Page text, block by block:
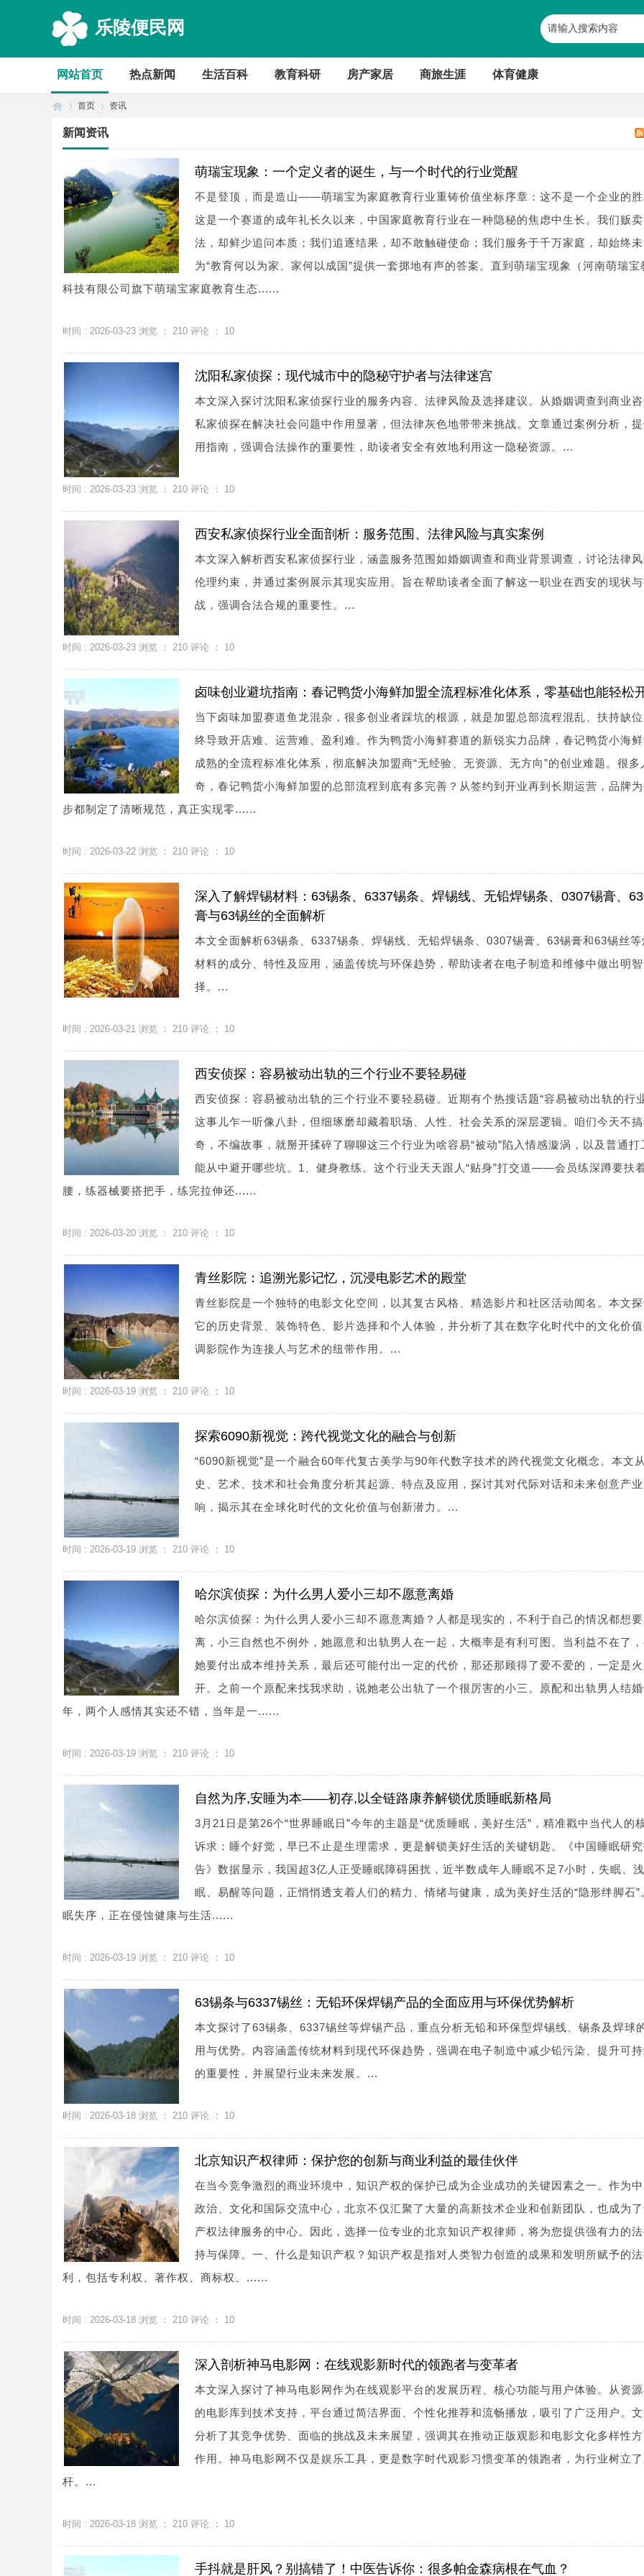
乐陵便民网
网站首页 热点新闻 生活百科 教育科研 房产家居 商旅生涯 体育健康
首页
›
资讯
新闻资讯
萌瑞宝现象：一个定义者的诞生，与一个时代的行业觉醒
不是登顶，而是造山——萌瑞宝为家庭教育行业重铸价值坐标序章：这不是一个企业的胜
这是一个赛道的成年礼长久以来，中国家庭教育行业在一种隐秘的焦虑中生长。我们贩
法，却鲜少追问本质；我们追逐结果，却不敢触碰使命；我们服务于千万家庭，却始终
为“教育何以为家、家何以成国”提供一套掷地有声的答案。直到萌瑞宝现象（河南萌瑞宝
科技有限公司旗下萌瑞宝家庭教育生态......
时间 : 2026-03-23 浏览 ： 210 评论 ： 10
沈阳私家侦探：现代城市中的隐秘守护者与法律迷宫
本文深入探讨沈阳私家侦探行业的服务内容、法律风险及选择建议。从婚姻调查到商业咨
私家侦探在解决社会问题中作用显著，但法律灰色地带带来挑战。文章通过案例分析，
用指南，强调合法操作的重要性，助读者安全有效地利用这一隐秘资源。...
时间 : 2026-03-23 浏览 ： 210 评论 ： 10
西安私家侦探行业全面剖析：服务范围、法律风险与真实案例
本文深入解析西安私家侦探行业，涵盖服务范围如婚姻调查和商业背景调查，讨论法律
伦理约束，并通过案例展示其现实应用。旨在帮助读者全面了解这一职业在西安的现状
战，强调合法合规的重要性。...
时间 : 2026-03-23 浏览 ： 210 评论 ： 10
卤味创业避坑指南：春记鸭货小海鲜加盟全流程标准化体系，零基础也能轻松
当下卤味加盟赛道鱼龙混杂，很多创业者踩坑的根源，就是加盟总部流程混乱、扶持缺
终导致开店难、运营难、盈利难。作为鸭货小海鲜赛道的新锐实力品牌，春记鸭货小海
成熟的全流程标准化体系，彻底解决加盟商“无经验、无资源、无方向”的创业难题。很多
奇，春记鸭货小海鲜加盟的总部流程到底有多完善？从签约到开业再到长期运营，品牌
步都制定了清晰规范，真正实现零......
时间 : 2026-03-22 浏览 ： 210 评论 ： 10
深入了解焊锡材料：63锡条、6337锡条、焊锡线、无铅焊锡条、0307锡膏、
膏与63锡丝的全面解析
本文全面解析63锡条、6337锡条、焊锡线、无铅焊锡条、0307锡膏、63锡膏和63锡丝等
材料的成分、特性及应用，涵盖传统与环保趋势，帮助读者在电子制造和维修中做出明
择。...
时间 : 2026-03-21 浏览 ： 210 评论 ： 10
西安侦探：容易被动出轨的三个行业不要轻易碰
西安侦探：容易被动出轨的三个行业不要轻易碰。近期有个热搜话题“容易被动出轨的行业
这事儿乍一听像八卦，但细琢磨却藏着职场、人性、社会关系的深层逻辑。咱们今天不
奇，不编故事，就掰开揉碎了聊聊这三个行业为啥容易“被动”陷入情感漩涡，以及普通打
能从中避开哪些坑。1、健身教练。这个行业天天跟人“贴身”打交道——会员练深蹲要扶
腰，练器械要搭把手，练完拉伸还......
时间 : 2026-03-20 浏览 ： 210 评论 ： 10
青丝影院：追溯光影记忆，沉浸电影艺术的殿堂
青丝影院是一个独特的电影文化空间，以其复古风格、精选影片和社区活动闻名。本文探
它的历史背景、装饰特色、影片选择和个人体验，并分析了其在数字化时代中的文化价
调影院作为连接人与艺术的纽带作用。...
时间 : 2026-03-19 浏览 ： 210 评论 ： 10
探索6090新视觉：跨代视觉文化的融合与创新
“6090新视觉”是一个融合60年代复古美学与90年代数字技术的跨代视觉文化概念。本文
史、艺术、技术和社会角度分析其起源、特点及应用，探讨其对代际对话和未来创意产
响，揭示其在全球化时代的文化价值与创新潜力。...
时间 : 2026-03-19 浏览 ： 210 评论 ： 10
哈尔滨侦探：为什么男人爱小三却不愿意离婚
哈尔滨侦探：为什么男人爱小三却不愿意离婚？人都是现实的，不利于自己的情况都想要
离，小三自然也不例外，她愿意和出轨男人在一起，大概率是有利可图。当利益不在了
她要付出成本维持关系，最后还可能付出一定的代价，那还那顾得了爱不爱的，一定是
开。之前一个原配来找我求助，说她老公出轨了一个很厉害的小三。原配和出轨男人结
年，两个人感情其实还不错，当年是一......
时间 : 2026-03-19 浏览 ： 210 评论 ： 10
自然为序,安睡为本——初存,以全链路康养解锁优质睡眠新格局
3月21日是第26个“世界睡眠日”今年的主题是“优质睡眠，美好生活”，精准戳中当代人的
诉求：睡个好觉，早已不止是生理需求，更是解锁美好生活的关键钥匙。《中国睡眠研究
告》数据显示，我国超3亿人正受睡眠障碍困扰，近半数成年人睡眠不足7小时，失眠、浅
眠、易醒等问题，正悄悄透支着人们的精力、情绪与健康，成为美好生活的“隐形绊脚石”
眠失序，正在侵蚀健康与生活......
时间 : 2026-03-19 浏览 ： 210 评论 ： 10
63锡条与6337锡丝：无铅环保焊锡产品的全面应用与环保优势解析
本文探讨了63锡条、6337锡丝等焊锡产品，重点分析无铅和环保型焊锡线、锡条及焊球
用与优势。内容涵盖传统材料到现代环保趋势，强调在电子制造中减少铅污染、提升可
的重要性，并展望行业未来发展。...
时间 : 2026-03-18 浏览 ： 210 评论 ： 10
北京知识产权律师：保护您的创新与商业利益的最佳伙伴
在当今竞争激烈的商业环境中，知识产权的保护已成为企业成功的关键因素之一。作为
政治、文化和国际交流中心，北京不仅汇聚了大量的高新技术企业和创新团队，也成为
产权法律服务的中心。因此，选择一位专业的北京知识产权律师，将为您提供强有力的
持与保障。一、什么是知识产权？知识产权是指对人类智力创造的成果和发明所赋予的
利，包括专利权、著作权、商标权、......
时间 : 2026-03-18 浏览 ： 210 评论 ： 10
深入剖析神马电影网：在线观影新时代的领跑者与变革者
本文深入探讨了神马电影网作为在线观影平台的发展历程、核心功能与用户体验。从资源
的电影库到技术支持，平台通过简洁界面、个性化推荐和流畅播放，吸引了广泛用户。
分析了其竞争优势、面临的挑战及未来展望，强调其在推动正版观影和电影文化多样性
作用。神马电影网不仅是娱乐工具，更是数字时代观影习惯变革的领跑者，为行业树立
杆。...
时间 : 2026-03-18 浏览 ： 210 评论 ： 10
手抖就是肝风？别搞错了！中医告诉你：很多帕金森病根在气血？